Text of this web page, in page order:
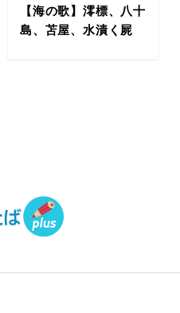
【海の歌】澪標、八十
島、苫屋、水漬く屍